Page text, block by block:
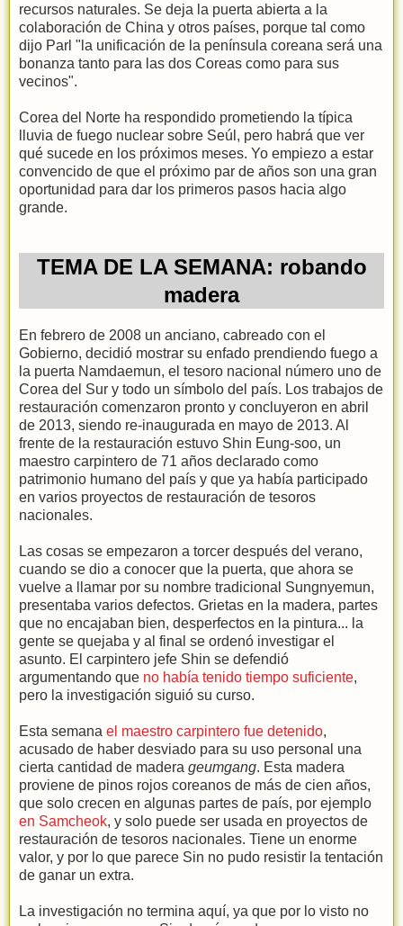
recursos naturales. Se deja la puerta abierta a la
colaboración de China y otros países, porque tal como
dijo Parl "la unificación de la península coreana será una
bonanza tanto para las dos Coreas como para sus
vecinos".
Corea del Norte ha respondido prometiendo la típica
lluvia de fuego nuclear sobre Seúl, pero habrá que ver
qué sucede en los próximos meses. Yo empiezo a estar
convencido de que el próximo par de años son una gran
oportunidad para dar los primeros pasos hacia algo
grande.
TEMA DE LA SEMANA: robando
madera
En febrero de 2008 un anciano, cabreado con el
Gobierno, decidió mostrar su enfado prendiendo fuego a
la puerta Namdaemun, el tesoro nacional número uno de
Corea del Sur y todo un símbolo del país. Los trabajos de
restauración comenzaron pronto y concluyeron en abril
de 2013, siendo re-inaugurada en mayo de 2013. Al
frente de la restauración estuvo Shin Eung-soo, un
maestro carpintero de 71 años declarado como
patrimonio humano del país y que ya había participado
en varios proyectos de restauración de tesoros
nacionales.
Las cosas se empezaron a torcer después del verano,
cuando se dio a conocer que la puerta, que ahora se
vuelve a llamar por su nombre tradicional Sungnyemun,
presentaba varios defectos. Grietas en la madera, partes
que no encajaban bien, desperfectos en la pintura... la
gente se quejaba y al final se ordenó investigar el
asunto. El carpintero jefe Shin se defendió
argumentando que no había tenido tiempo suficiente,
pero la investigación siguió su curso.
Esta semana el maestro carpintero fue detenido,
acusado de haber desviado para su uso personal una
cierta cantidad de madera geumgang. Esta madera
proviene de pinos rojos coreanos de más de cien años,
que solo crecen en algunas partes de país, por ejemplo
en Samcheok, y solo puede ser usada en proyectos de
restauración de tesoros nacionales. Tiene un enorme
valor, y por lo que parece Sin no pudo resistir la tentación
de ganar un extra.
La investigación no termina aquí, ya que por lo visto no